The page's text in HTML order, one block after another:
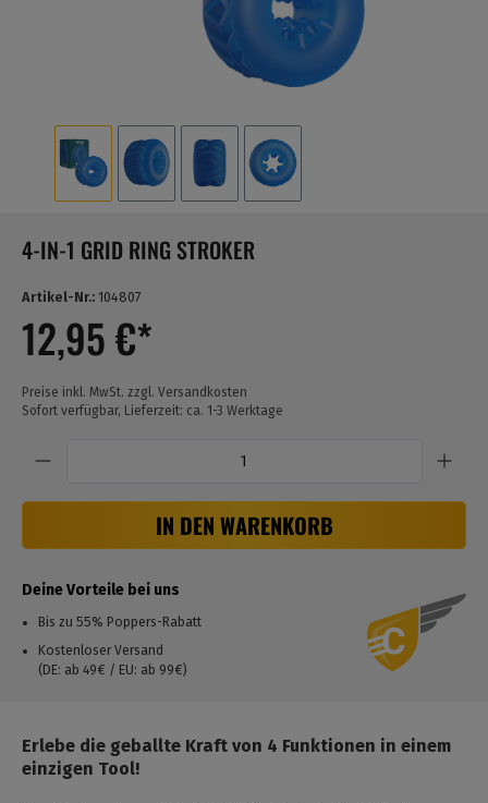
4-IN-1 GRID RING STROKER
Artikel-Nr.: 104807
12,95 €*
Preise inkl. MwSt. zzgl. Versandkosten
Sofort verfügbar, Lieferzeit: ca. 1-3 Werktage
IN DEN WARENKORB
Deine Vorteile bei uns
Bis zu 55% Poppers-Rabatt
Kostenloser Versand
(DE: ab 49€ / EU: ab 99€)
Erlebe die geballte Kraft von 4 Funktionen in einem
einzigen Tool!